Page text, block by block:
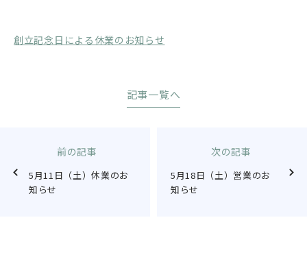
創立記念日による休業のお知らせ
前の記事
5月11日（土）休業のお
知らせ
記事一覧へ
次の記事
5月18日（土）営業のお
知らせ